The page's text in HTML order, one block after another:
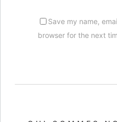
Save my name,
browser for the next